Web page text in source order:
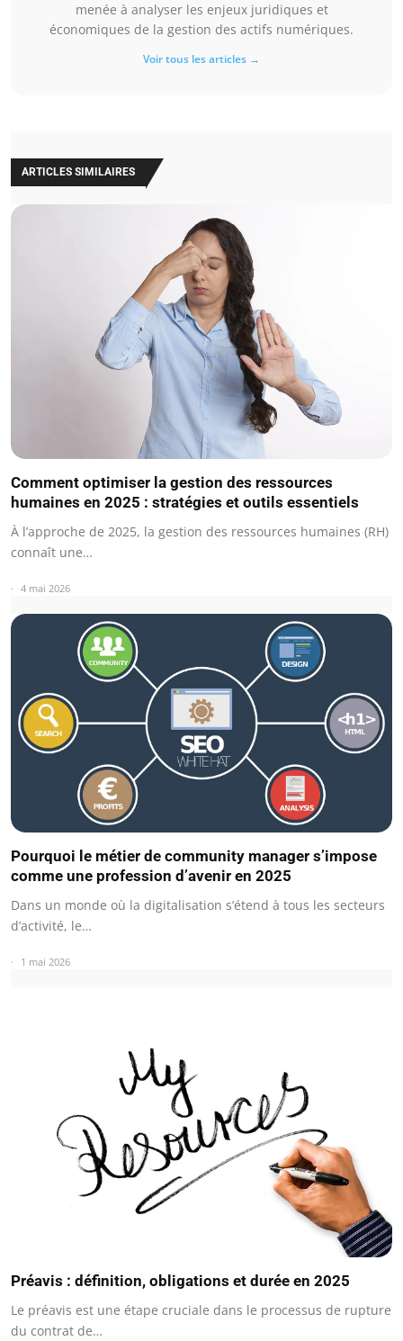
menée à analyser les enjeux juridiques et
économiques de la gestion des actifs numériques.
Voir tous les articles →
ARTICLES SIMILAIRES
Comment optimiser la gestion des ressources
humaines en 2025 : stratégies et outils essentiels
À l’approche de 2025, la gestion des ressources humaines (RH)
connaît une…
4 mai 2026
Pourquoi le métier de community manager s’impose
comme une profession d’avenir en 2025
Dans un monde où la digitalisation s’étend à tous les secteurs
d’activité, le…
1 mai 2026
Préavis : définition, obligations et durée en 2025
Le préavis est une étape cruciale dans le processus de rupture
du contrat de…